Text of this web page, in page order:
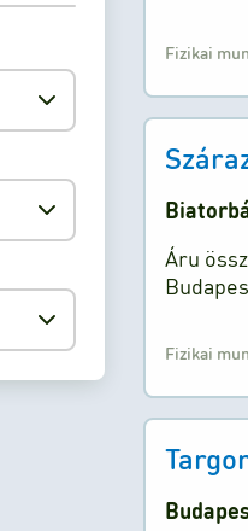
Fizikai
Áru
Fizikai